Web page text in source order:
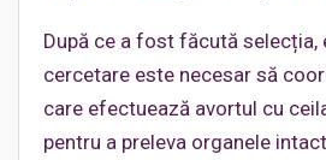
După ce a fost făcută selecția,
cercetare este necesar să
care efectuează avortul cu
pentru a preleva organele